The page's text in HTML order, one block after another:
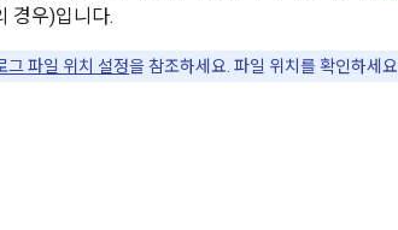
경우)입니다.
그 파일 위치 설정을 참조하세요. 파일 위치를 확인하세요.